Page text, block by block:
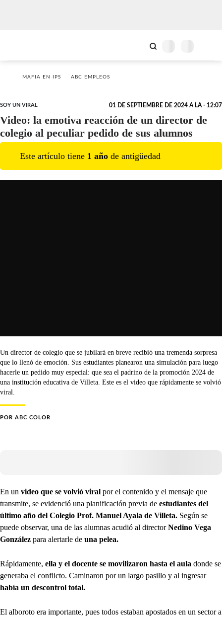
MAFIA EN IPS ABC EMPLEOS
SOY UN VIRAL 01 DE SEPTIEMBRE DE 2024 A LA - 12:07
Video: la emotiva reacción de un director de
colegio al peculiar pedido de sus alumnos
Este artículo tiene 1 año de antigüedad
Un director de colegio que se jubilará en breve recibió una tremenda sorpresa
que lo llenó de emoción. Sus estudiantes planearon una simulación para luego
hacerle un pedido muy especial: que sea el padrino de la promoción 2024 de
una institución educativa de Villeta. Este es el video que rápidamente se volvió
viral.
POR ABC COLOR
En un video que se volvió viral por el contenido y el mensaje que
transmite, se evidenció una planificación previa de estudiantes del
último año del Colegio Prof. Manuel Ayala de Villeta. Según se
puede observar, una de las alumnas acudió al directorNedino Vega
González para alertarle de una pelea.
Rápidamente, ella y el docente se movilizaron hasta el aula donde se
generaba el conflicto. Caminaron por un largo pasillo y al ingresar
había un descontrol total.
El alboroto era importante, pues todos estaban apostados en un sector a